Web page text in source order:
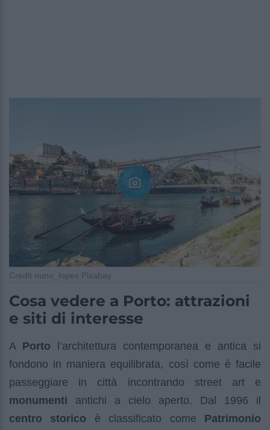
Credit nuno_lopes Pixabay
Cosa vedere a Porto: attrazioni
e siti di interesse
A Porto l’architettura contemporanea e antica si
fondono in maniera equilibrata, così come è facile
passeggiare in città incontrando street art e
monumenti antichi a cielo aperto. Dal 1996 il
centro storico è classificato come Patrimonio